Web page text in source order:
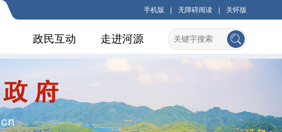
手机版 | 无障碍阅读 | 关怀版
走进河源
政民互动